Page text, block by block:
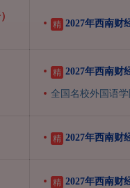
精 2027年西南财
精 2027年西南财
全国名校外国语学
精 2027年西南财
精 2027年西南财